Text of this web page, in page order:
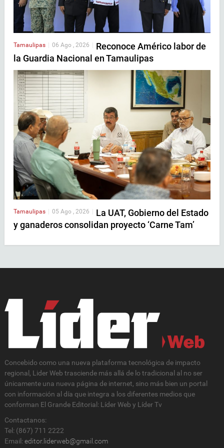
Tamaulipas 06 Ago , 2026
Reconoce Américo labor de
la Guardia Nacional en Tamaulipas
Tamaulipas | 05 Ago , 2026 | La UAT, Gobierno del Estado
y ganaderos consolidan proyecto ‘Carne Tam’
Concebido como una nueva plataforma tecnológica de impacto
regional, Lider Web trasciende más allá de lo tradicional al no ser
únicamente una nueva página de internet, sino más bien un portal
con información al día que integra a los diferentes medios que
conforman El Grande Editorial: Líder Web y Líder Tv
Contactanos:
Tel: (867) 711 2222
Email: editor.liderweb@gmail.com